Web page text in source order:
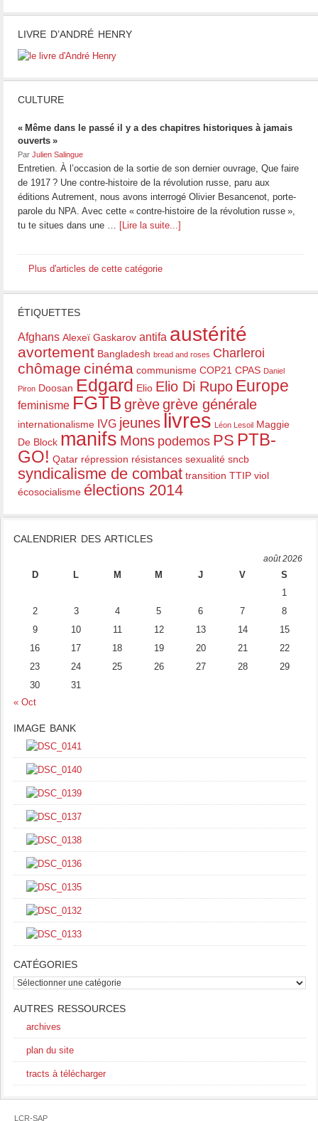
LIVRE D’ANDRÉ HENRY
CULTURE
« Même dans le passé il y a des chapitres historiques à jamais
ouverts »
Par Julien Salingue
Entretien. À l’occasion de la sortie de son dernier ouvrage, Que faire
de 1917 ? Une contre-histoire de la révolution russe, paru aux
éditions Autrement, nous avons interrogé Olivier Besancenot, porte-
parole du NPA. Avec cette « contre-histoire de la révolution russe »,
tu te situes dans une … [Lire la suite...]
Plus d'articles de cette catégorie
ÉTIQUETTES
Afghans Alexeï Gaskarov antifa austérité
avortement Bangladesh bread and roses Charleroi
chômage cinéma communisme COP21 CPAS Daniel
Piron Doosan Edgard Elio Elio Di Rupo Europe
feminisme FGTB grèvegrève générale
internationalisme IVG jeunes livres Léon Lesoil Maggie
De Block manifs Mons podemos PS PTB-
GO! Qatar répression résistances sexualité sncb
syndicalisme de combat transition TTIP viol
écosocialisme élections 2014
CALENDRIER DES ARTICLES
août 2026
D L M M J V
S
1
2
3 4 5 6 7
8
9
10 11 12 13 14
15
16
17 18 19 20 21
22
23
24 25 26 27 28
29
30
31
« Oct
IMAGE BANK
CATÉGORIES
catégories
AUTRES RESSOURCES
archives
plan du site
tracts à télécharger
LCR-SAP